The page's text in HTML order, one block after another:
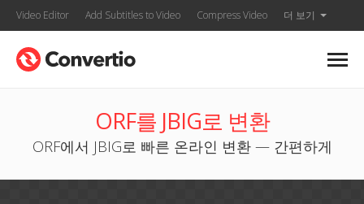
Video Editor Add Subtitles to Video Compress Video 더 보기
ORF를 JBIG로 변환
ORF에서 JBIG로 빠른 온라인 변환 — 간편하게